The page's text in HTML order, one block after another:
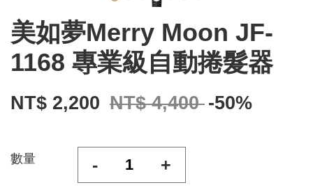
美如夢Merry Moon JF-
1168 專業級自動捲髮器
NT$ 2,200 NT$ 4,400 -50%
數量 - +